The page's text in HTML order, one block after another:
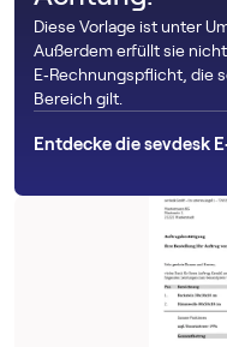
Diese Vorlage ist unter
Außerdem erfüllt sie
E‑Rechnungspflicht, die
Bereich gilt.
Entdecke die sevdesk